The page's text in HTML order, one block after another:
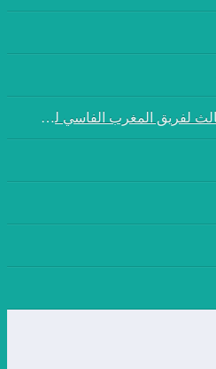
في الجمع العام الثالث لفريق المغرب الفاسي لكرة القدم: